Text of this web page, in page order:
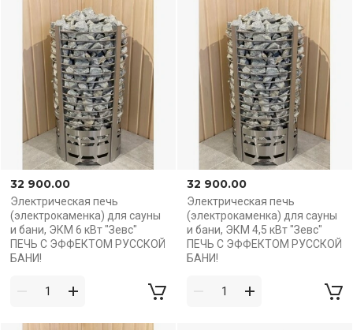
32 900.00
Электрическая печь
(электрокаменка) для сауны
и бани, ЭКМ 6 кВт "Зевс"
ПЕЧЬ С ЭФФЕКТОМ РУССКОЙ
БАНИ!
32 900.00
Электрическая печь
(электрокаменка) для сауны
и бани, ЭКМ 4,5 кВт "Зевс"
ПЕЧЬ С ЭФФЕКТОМ РУССКОЙ
БАНИ!